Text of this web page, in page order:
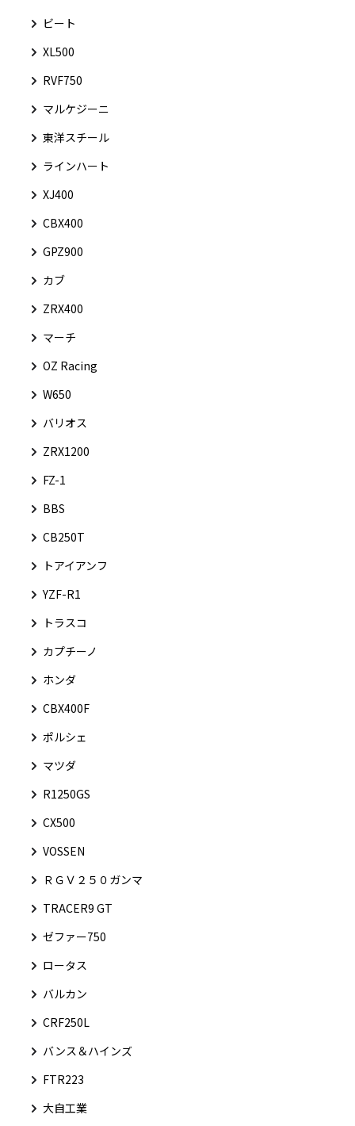
ビート
XL500
RVF750
マルケジーニ
東洋スチール
ラインハート
XJ400
CBX400
GPZ900
カブ
ZRX400
マーチ
OZ Racing
W650
バリオス
ZRX1200
FZ-1
BBS
CB250T
トアイアンフ
YZF-R1
トラスコ
カプチーノ
ホンダ
CBX400F
ポルシェ
マツダ
R1250GS
CX500
VOSSEN
ＲＧＶ２５０ガンマ
TRACER9 GT
ゼファー750
ロータス
バルカン
CRF250L
バンス＆ハインズ
FTR223
大自工業